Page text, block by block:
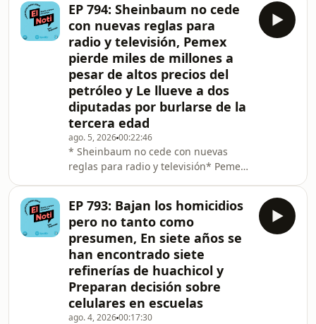
Papa pero ya nos ganaron la visita
EP 794: Sheinbaum no cede
con nuevas reglas para
radio y televisión, Pemex
pierde miles de millones a
pesar de altos precios del
petróleo y Le llueve a dos
diputadas por burlarse de la
tercera edad
ago. 5, 202600:22:46
* Sheinbaum no cede con nuevas
reglas para radio y televisión* Pemex
dos diputadas por burlarse de la
tercera edad
EP 793: Bajan los homicidios
pero no tanto como
presumen, En siete años se
han encontrado siete
refinerías de huachicol y
Preparan decisión sobre
celulares en escuelas
ago. 4, 202600:17:30